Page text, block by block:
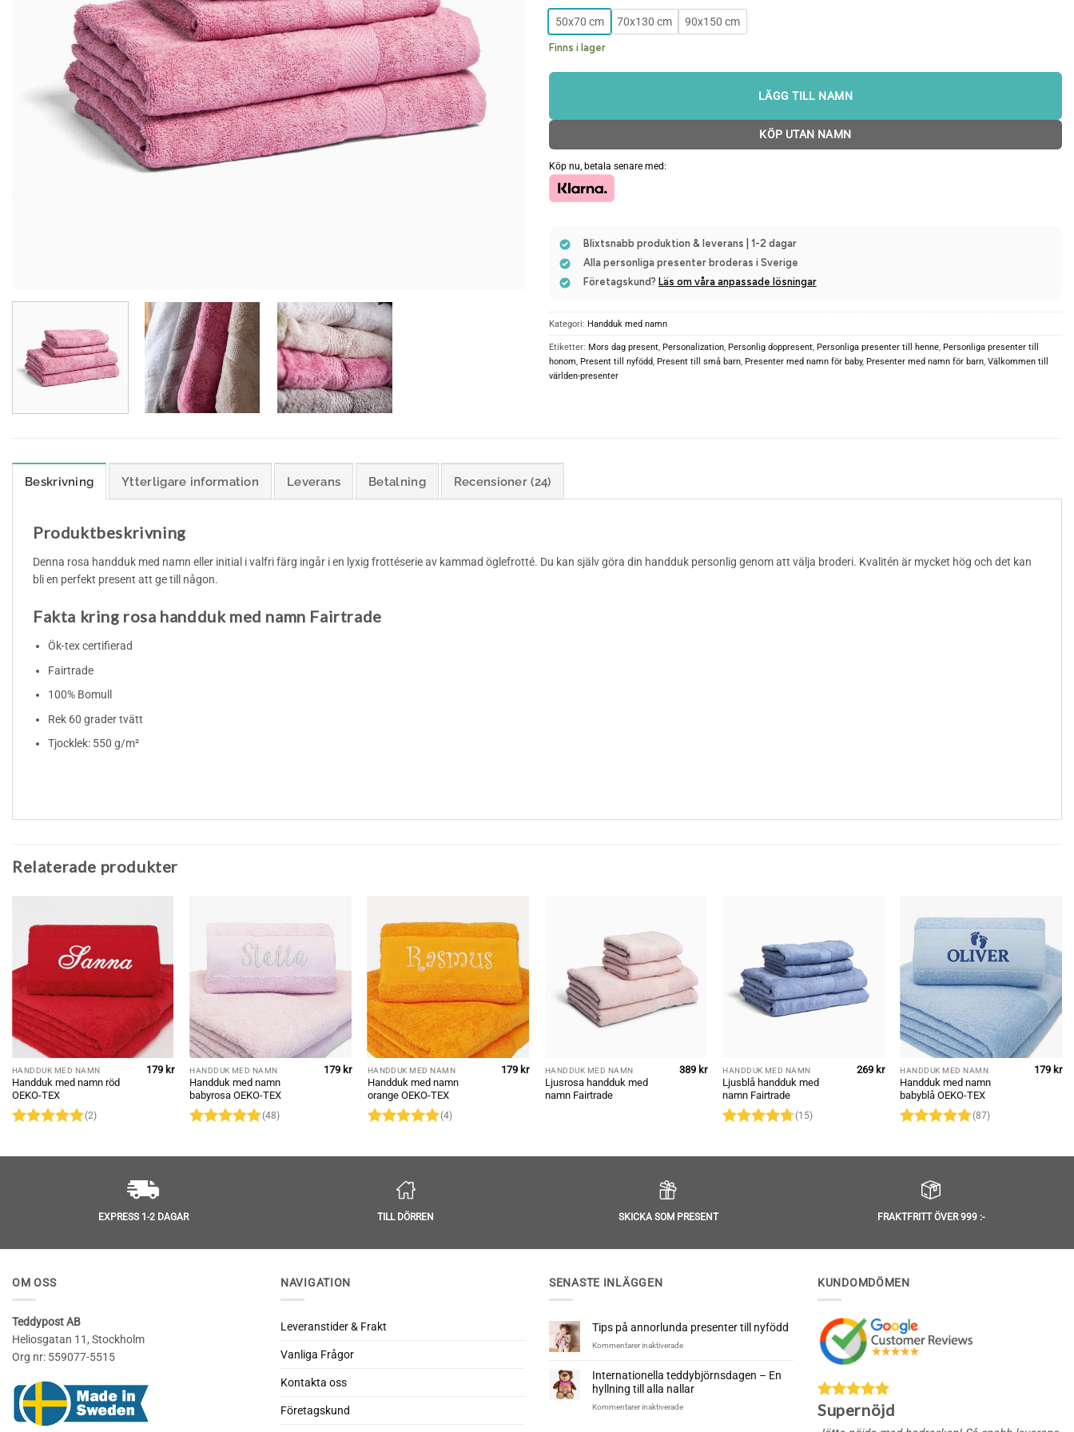
50x70 cm 70x130 cm 90x150 cm
Finns i lager
LÄGG TILL NAMN
KÖP UTAN NAMN
Köp nu, betala senare med:
Blixtsnabb produktion & leverans | 1-2 dagar
Alla personliga presenter broderas i Sverige
Företagskund? Läs om våra anpassade lösningar
Kategori: Handduk med namn
Etiketter: Mors dag present, Personalization, Personlig doppresent, Personliga presenter till henne, Personliga presenter till
honom, Present till nyfödd, Present till små barn, Presenter med namn för baby, Presenter med namn för barn, Välkommen till
världen-presenter
Beskrivning Ytterligare information Leverans Betalning Recensioner (24)
Produktbeskrivning
Denna rosa handduk med namn eller initial i valfri färg ingår i en lyxig frottéserie av kammad öglefrotté. Du kan själv göra din handduk personlig genom att välja broderi. Kvalitén är mycket hög och det kan
bli en perfekt present att ge till någon.
Fakta kring rosa handduk med namn Fairtrade
Ök-tex certifierad
Fairtrade
100% Bomull
Rek 60 grader tvätt
Tjocklek: 550 g/m²
Relaterade produkter
HANDDUK MED NAMN
Handduk med namn röd
OEKO-TEX
(2)
179 kr HANDDUK MED NAMN
Handduk med namn
babyrosa OEKO-TEX
(48)
179 kr HANDDUK MED NAMN
Handduk med namn
orange OEKO-TEX
(4)
179 kr HANDDUK MED NAMN
Ljusrosa handduk med
namn Fairtrade
389 kr HANDDUK MED NAMN
Ljusblå handduk med
namn Fairtrade
(15)
269 kr HANDDUK MED NAMN
Handduk med namn
babyblå OEKO-TEX
(87)
179 kr
EXPRESS 1-2 DAGAR TILL DÖRREN SKICKA SOM PRESENT FRAKTFRITT ÖVER 999 :-
OM OSS
Teddypost AB
Heliosgatan 11, Stockholm
Org nr: 559077-5515
NAVIGATION
Leveranstider & Frakt
Vanliga Frågor
Kontakta oss
Företagskund
SENASTE INLÄGGEN
Tips på annorlunda presenter till nyfödd
Kommentarer inaktiveradeför
annorlunda
presenter
till
Internationella teddybjörnsdagen – En
hyllning till alla nallar
Kommentarer inaktiveradeför
KUNDOMDÖMEN
Supernöjd